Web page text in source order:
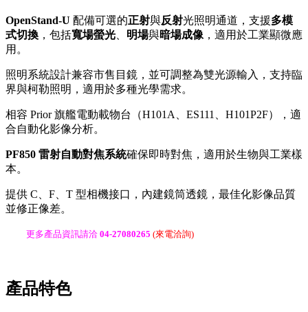
OpenStand-U 配備可選的正射與反射光照明通道，支援多模
式切換 ，包括寬場螢光 明場與暗場成像 ，適用於工業顯微應
用。
照明系統設計兼容市售目鏡，並可調整為雙光源輸入，支持臨
界與柯勒照明，適用於多種光學需求。
相容 Prior 旗艦電動載物台（H101A、ES111、H101P2F），適
合自動化影像分析。
PF850 雷射自動對焦系統確保即時對焦，適用於生物與工業樣
本。
提供 C、F、T 型相機接口，內建鏡筒透鏡，最佳化影像品質
並修正像差。
更多產品資訊請洽 04-27080265 (來電洽詢)
產品特色